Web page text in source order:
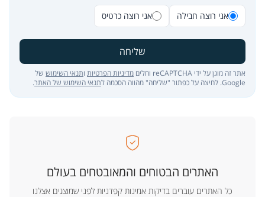
אני רוצה חבילה
אני רוצה כרטיס
שליחה
אתר זה מוגן על ידי reCAPTCHA וחלים מדיניות הפרטיות ותנאי השימוש של
Google. לחיצה על כפתור "שליחה" מהווה הסכמה ל
תנאי השימוש של האתר.
האתרים הבטוחים והמאובטחים בעולם
כל האתרים עוברים בדיקות אמינות קפדניות לפני שמוצגים אצלנו